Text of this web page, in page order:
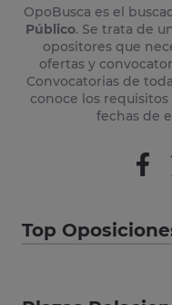
OpoBusca es el
Público. Se trata de
opositores que
ofertas y
Convocatorias de
conoce los requisitos
fechas de
Top